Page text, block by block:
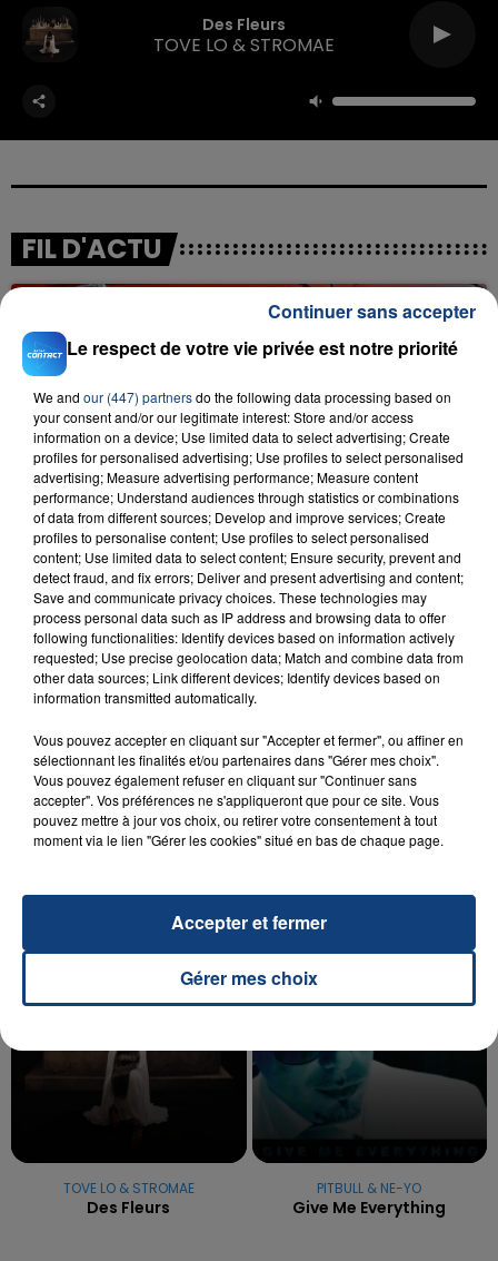
Des Fleurs
TOVE LO & STROMAE
FIL D'ACTU
23 juillet 2026
INCENDIE MORTEL À LENS : UNE FEMME ET
SON BÉBÉ ENTRE LA VIE ET LA...
Un homme s'est immolé par le feu après avoir
aspergé sa compagne et leur bébé de trois mois
d'un liquide inflammable.
20 juillet 2026
UNE ADOLESCENTE DEVANT SE FAIRE
OPÉRER DE LA CHEVILLE RESSORT DE LA...
La famille a porté plainte contre la clinique qui a
reconnu sa responsabilité et présenté ses
TITRES DIFFUSÉS
14h53
14h53
TOVE LO & STROMAE
Des Fleurs
14h48
14h48
PITBULL & NE-YO
Give Me Everything
Le respect de votre vie privée est notre priorité
We and our (447) partnersdo the following data processing based on
your consent and/or our legitimate interest: Store and/or access
information on a device; Use limited data to select advertising; Create
profiles for personalised advertising; Use profiles to select personalised
advertising; Measure advertising performance; Measure content
performance; Understand audiences through statistics or combinations
of data from different sources; Develop and improve services; Create
profiles to personalise content; Use profiles to select personalised
content; Use limited data to select content; Ensure security, prevent and
detect fraud, and fix errors; Deliver and present advertising and content;
Save and communicate privacy choices. These technologies may
process personal data such as IP address and browsing data to offer
following functionalities: Identify devices based on information actively
requested; Use precise geolocation data; Match and combine data from
other data sources; Link different devices; Identify devices based on
information transmitted automatically.
Vous pouvez accepter en cliquant sur "Accepter et fermer", ou affiner en
sélectionnant les finalités et/ou partenaires dans "Gérer mes choix".
Vous pouvez également refuser en cliquant sur "Continuer sans
accepter". Vos préférences ne s'appliqueront que pour ce site. Vous
pouvez mettre à jour vos choix, ou retirer votre consentement à tout
moment via le lien "Gérer les cookies" situé en bas de chaque page.
Gérer mes choix
Accepter et fermer
Continuer sans accepter